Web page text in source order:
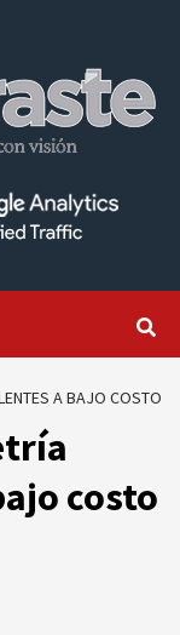
A BAJO COSTO
costo